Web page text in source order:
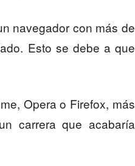
navegador con más de
Esto se debe a que
Opera o Firefox, más
carrera que acabaría